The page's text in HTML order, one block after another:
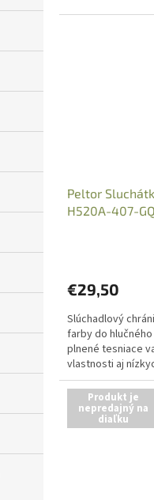
Peltor
H520A-407-GQ
€29,50
Slúchadlový
farby do
plnené tesniace
vlastnosti aj
210g.
Produkt je
nepredajný na
diaľku